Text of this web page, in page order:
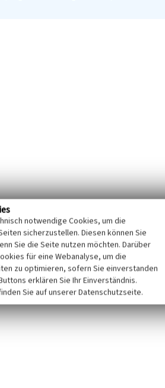
notwendige Cookies, um die
sicherzustellen. Diesen können Sie
Sie die Seite nutzen möchten. Darüber
für eine Webanalyse, um die
zu optimieren, sofern Sie einverstanden
erklären Sie Ihr Einverständnis.
Sie auf unserer Datenschutzseite.